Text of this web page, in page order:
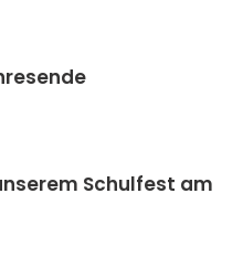
Schulfest am